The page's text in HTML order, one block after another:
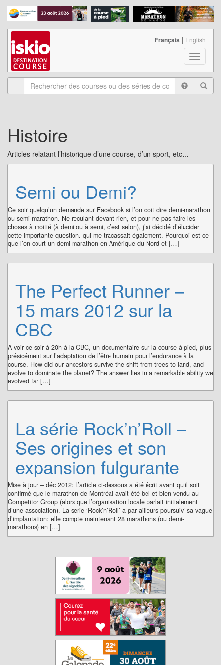
T
o
g
l
a
Français | English
Histoire
Articles relatant l’historique d’une course, d’un sport, etc…
Semi ou Demi?
Ce soir quelqu’un demande sur Facebook si l’on doit dire demi-marathon
ou semi-marathon. Ne reculant devant rien, et pour ne pas faire les
choses à moitié (à demi ou à semi, c’est selon), j’ai décidé d’élucider
cette importante question, qui me tracassait également. Pourquoi est-ce
que l’on court un demi-marathon en Amérique du Nord et […]
The Perfect Runner –
15 mars 2012 sur la
CBC
À voir ce soir à 20h à la CBC, un documentaire sur la course à pied, plus
présicément sur l’adaptation de l’être humain pour l’endurance à la
course. How did our ancestors survive the shift from trees to land, and
evolve to dominate the planet? The answer lies in a remarkable ability we
evolved far […]
La série Rock’n’Roll –
Ses origines et son
expansion fulgurante
Mise à jour – déc 2012: L’article ci-dessous a été écrit avant qu’il soit
confirmé que le marathon de Montréal avait été bel et bien vendu au
Competitor Group (alors que l’organisation locale parlait initialement
d’une association). La serie ‘Rock’n’Roll’ a par ailleurs poursuivi sa vague
d’implantation: elle compte maintenant 28 marathons (ou demi-
marathons) en […]